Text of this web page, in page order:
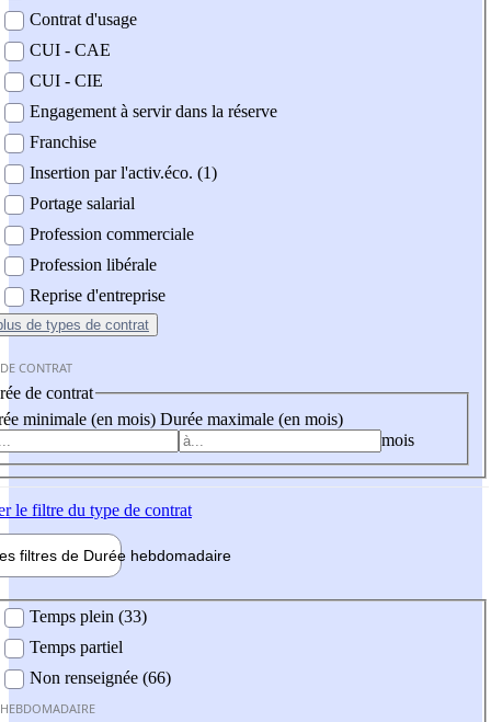
Contrat d'usage
CUI - CAE
CUI - CIE
Engagement à servir dans la réserve
Franchise
Insertion par l'activ.éco. (1)
Portage salarial
Profession commerciale
Profession libérale
Reprise d'entreprise
de types de contrat
CONTRAT
de contrat
minimale (en mois) Durée maximale (en mois)
mois
le filtre du type de contrat
filtres de Durée hebdomadaire
Temps plein (33)
Temps partiel
Non renseignée (66)